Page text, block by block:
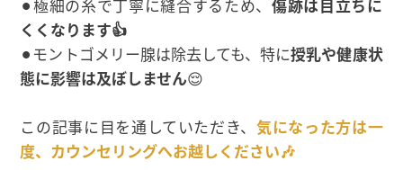
⚫︎極細の糸で丁寧に縫合するため、 傷跡は目立ちに
くくなります👍
⚫︎モントゴメリー腺は除去しても、特に授乳や健康状
態に影響は及ぼしません😌
この記事に目を通していただき、気になった方は一
度、カウンセリングへお越しください🎶